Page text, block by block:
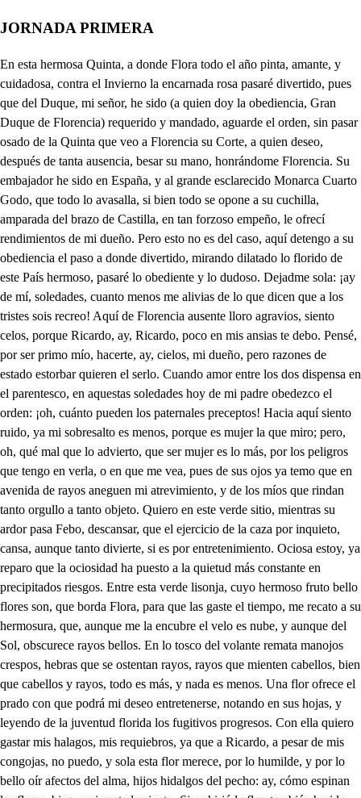
JORNADA PRIMERA
En esta hermosa Quinta, a donde Flora todo el año pinta, amante, y cuidadosa, contra el Invierno la encarnada rosa pasaré divertido, pues que del Duque, mi señor, he sido (a quien doy la obediencia, Gran Duque de Florencia) requerido y mandado, aguarde el orden, sin pasar osado de la Quinta que veo a Florencia su Corte, a quien deseo, después de tanta ausencia, besar su mano, honrándome Florencia. Su embajador he sido en España, y al grande esclarecido Monarca Cuarto Godo, que todo lo avasalla, si bien todo se opone a su cuchilla, amparada del brazo de Castilla, en tan forzoso empeño, le ofrecí rendimientos de mi dueño. Pero esto no es del caso, aquí detengo a su obediencia el paso a donde divertido, mirando dilatado lo florido de este País hermoso, pasaré lo obediente y lo dudoso. Dejadme sola: ¡ay de mí, soledades, cuanto menos me alivias de lo que dicen que a los tristes sois recreo! Aquí de Florencia ausente lloro agravios, siento celos, porque Ricardo, ay, Ricardo, poco en mis ansias te debo. Pensé, por ser primo mío, hacerte, ay, cielos, mi dueño, pero razones de estado estorbar quieren el serlo. Cuando amor entre los dos dispensa en el parentesco, en aquestas soledades hoy de mi padre obedezco el orden: ¡oh, cuánto pueden los paternales preceptos! Hacia aquí siento ruido, ya mi sobresalto es menos, porque es mujer la que miro; pero, oh, qué mal que lo advierto, que ser mujer es lo más, por los peligros que tengo en verla, o en que me vea, pues de sus ojos ya temo que en avenida de rayos aneguen mi atrevimiento, y de los míos que rindan tanto orgullo a tanto objeto. Quiero en este verde sitio, mientras su ardor pasa Febo, descansar, que el ejercicio de la caza por inquieto, cansa, aunque tanto divierte, si es por entretenimiento. Ociosa estoy, ya reparo que la ociosidad ha puesto a la quietud más constante en precipitados riesgos. Entre esta verde lisonja, cuyo hermoso fruto bello flores son, que borda Flora, para que las gaste el tiempo, me recato a su hermosura, que, aunque me la encubre el velo es nube, y aunque del Sol, obscurece rayos bellos. En lo tosco del volante remata manojos crespos, hebras que se ostentan rayos, rayos que mienten cabellos, bien que cabellos y rayos, todo es más, y nada es menos. Una flor ofrece el prado con que podrá mi deseo entretenerse, notando en sus hojas, y leyendo de la juventud florida los fugitivos progresos. Con ella quiero gastar mis halagos, mis requiebros, ya que a Ricardo, a pesar de mis congojas, no puedo, y sola esta flor merece, por lo humilde, y por lo bello oír afectos del alma, hijos hidalgos del pecho: ay, cómo espinan las flores, bien a mi costa lo siento. Si os hirió la flor, también herido estoy dese aliento. Primero te haré pedazos, que dese triunfo te ufanes. ¡Qué crueles ademanes preparando están tus brazos! Ociosos son embarazos esos que eriges valiente: más propio era de tu Oriente rayos de luz fulminar, que no en el arco asestar las flechas. Hombre, detente. Resuelta está mi osadía si acaso te descomides, que aquesa tierra que mides sea tu bóveda fría: no fíe tu demasía en verme sola, y mujer, que en mí reina tal poder, tan mío, que valeroso arriesgará su reposo, por conservarme mujer. Encanto de mi sentido, admiración de mis ojos, villanos son los enojos estando a tus pies rendido: la espada ofrezco, que ha sido de todo el mundo terror, cambio es que hace el amor, pues en acción descuidada, por una hoja de espada, me da unas hojas de flor. Acción del descuido fue, y de susto el arrojar esa flor, que es mi pesar, porque en tus manos se ve. Favor la sustentaré para aplacar mi cuidado. No es favor lo violentado. Pues flecha el tirano arpó, y pásame el corazón. Si haré si estás porfiado. En este encuentro fiel, que registro temeroso, me va empeñando lo hermoso al paso de lo cruel. Ya grosero, ya infiel a cortés obligación estáis, y esa inclinación a mucho riesgo se pone. Ya el corazón se dispone a declarar su pasión. Deidad, que en golfo de amores surcaste en precioso barco, si flores, ¿para qué arco? Si arco, ¿para qué flores? El cubrirte de inferiores velos, te arguye sospecha, pero el disfraz te aprovecha, pues conoce mi rigor, que halagas con una flor, y matas con una flecha. Vano saldrá el tiro, pues por los Cielos soberanos que vivo muerto a tus manos, y muero vivo a tus pies: oposición juzgo que es entre el hielo, y el ardor, lo que le inquieta a mi amor, pues siente, en prisión estrecha, hojas de nieve a la flecha, punta de fuego a la flor. Mi inquietud, señora, fuiste, pues con ademán sereno diste a la flecha veneno, y a la flor encanto diste: sentí cuando cruel fuiste, hermosa airada homicida, deshecha el alma, y herida, mas sabe tanto mi amor, que me cura con la flor de la flecha la herida. Y, aunque lo enfresco oloroso de la flor llama mi pecho el saludable provecho, lo recibe temeroso: y aqueste empeño amoroso, porque el alma con ventura viva, me asusta, y apura, pues veo en esta demanda, que lleva una flor tan blanda por fruto flecha tan dura. Mira como en mal tan fuerte podré hallar buena acogida, si en lo que busco a la vida, a encontrar vengo a la muerte: no pensé yo que del verte saliera el alma deshecha, mas ya nada me aprovecha en el presente dolor, pues me muerde en esta flor el áspid de aquesa flecha. Ya estrella, ya flor te admira esta que más campeaba, estrella, cuando en ti estaba, y flor, cuando en mí se mira: de ti misma se retira, avergonzada, y no en vano, llorando su fin temprano, pues se vio, siendo tan bella, correr de tu cielo estrella, y pasar flor en mi mano. Por favor, me la prometo, aunque falte tu intención, que engañando mi pasión, quiero parecer discreto tanto a tus pies me sujeto de la flecha por temor, y de la flor por amor, que se mirará en mi herida siempre la flecha florida siempre flechada la flor. A todo cuanto has hablado, a todo cuanto has sentido en mi encuentro divertido, repentino enamorado, no siente el alma cuidado, no tengo que responderte, porque en malograda suerte tu temprano amor alcanza, en la flor seca esperanza, y en la flecha triste muerte. Y con este desengaño, idos. ¡Qué dulces rigores! Mirad que tienen las flores lenguas para vuestro daño. Por ti el rigor más extraño me será dulce cortejo. Idos, qué importa. Si dejo el alma, podré conmigo. Idos, y del enemigo tomad el primer consejo. ¿Vos mi enemigo? Está claro, pues ofendéis a mi honor cuando me habláis con amor. Hicisteis justo reparo; ¡oh, quién dese cielo claro hubiera sido dichoso! Envidia al que valeroso ha podido mereceros. Ya son lances lisonjeros. No es fino afecto amoroso: ¿hasme conocido? No. No me conoces, mas di, ¿oíste mi pena? Sí. ¿Puedes remediarla? No. ¿No podré quererte yo? A mucho te has de poner. ¿Quieres darte a conocer? Te está mal. ¿De qué manera? Incluye un alma de cera este pecho de mujer. Vete, que ofendes mi honor. Aunque confieso que quiero, vuestro honor es lo primero, muera en la cuna mi amor, pues basta este desfavor para más adversa suerte, y quiero por no ofenderte, mira si esto es estimarte, morirme por no enojarte, si es mejor obedecerte. Volvedme la flor. Extraño vuestro rigor que esta flor que os importa, si a mi amor, después dese desengaño. Pues llevad por desengaño, si es que la flor aprovecha, a esa tormenta deshecha, que corre de amor el barco, que siempre ha de estar el arco disparando aquesta flecha. ¡Bravo rigor! Soy mujer. Ese nombre os contradice en el valor. ¿No desdice bajo ser a noble ser? A mí me habéis de temer, no a las mujeres vulgares. No hablo por ejemplares, ya sé lo que en vos contemplo. Idos, que aquí no hay ejemplo. Adiós. Adiós. ¡Qué pelares! Mas que, ¿no es esta la quinta, según desgraciados somos? No tengo nada en los lomos, ni en toda la impertininta, que no se sienta cansada de los saltos del bridón, válgate la maldición por salida, y por entrada. ¡Oh, qué bien, señor, hiciste en mandar que los caballos se quedasen a pensallos! Parece que vienes triste, ¿qué tienes? ¿Estás cansado? Claro está, pues lo estoy yo. Pues, si tú lo estás, yo no, que es distinto mi cuidado. Hasta este puesto, señor, no hemos podido encontrar el recién que ha de llegar, don fulano Embajador. Sabrá Enrico, si ha venido, de la Ciudad, y de mí, que a recibirle salí, de mi amistad prevenido. Vendrá Enrico, caso es llano, hecho del Español centro, por de fuera, y por de dentro, un puntoso Cortesano. Hinchado a lo Montañés, a lo Castellano ocioso, a lo Extremeño oficioso, y grave a lo Portugués. A lo de Andaluz galán, y tosco a lo Galiciano, mirlado a lo Valenciano, y fiero a lo Catalán. Confuso a lo de Navarra, y a lo Manchego resuelto, de espalda ancho, de pies suelto, y gran tirador de barra. Gallardo a lo Aragonés, y terco a lo de Canaria, siendo de vida voltaria, y bravo a lo Leonés. Cerrado a lo Vizcaíno, pero famoso escribano, sin pluma nunca la mano, la bota siempre con vino. Y para llegar al fin de tan extraño crisol, fondo rizo de Español en raso de Florentín. Con que fíes de esta maraña con su venda tendremos más delicados extremos que tiene una telaraña. Tanto disparate deja, y advierte que no es razón, antes de ver la ocasión, prevenirte de la queja. ¿A dónde vas por aquí? Anda, y calla, que yo sé la pena mía. ¿Pues qué? ¡Ay, cuidadico! Ay de mí, mil sustos concibe el pecho, mil penas mi amor recela, no sé, todo me desvela, nada me trae satisfecho. Isabela, en esta ausencia, mal podrá mi corazón encubrir tanta razón, sufrir tan grande violencia. Cercado de mis enojos, ya vuelvo constante, ufano, a ganarme por tu mano lo que perdí por t